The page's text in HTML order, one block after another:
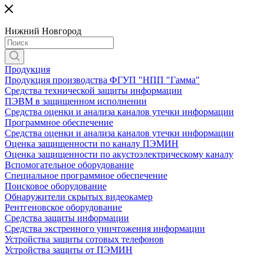
Нижний Новгород
Продукция
Продукция производства ФГУП "НПП "Гамма"
Средства технической защиты информации
ПЭВМ в защищенном исполнении
Средства оценки и анализа каналов утечки информации
Программное обеспечение
Средства оценки и анализа каналов утечки информации
Оценка защищенности по каналу ПЭМИН
Оценка защищенности по акустоэлектрическому каналу
Вспомогательное оборудование
Специальное программное обеспечение
Поисковое оборудование
Обнаружители скрытых видеокамер
Рентгеновское оборудование
Средства защиты информации
Средства экстренного уничтожения информации
Устройства защиты сотовых телефонов
Устройства защиты от ПЭМИН